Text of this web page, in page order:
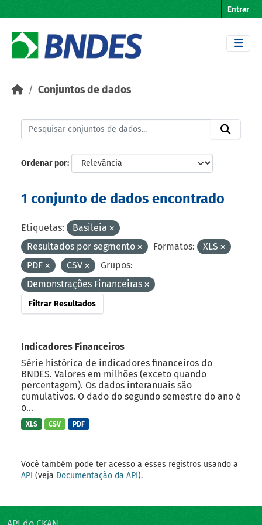
Entrar
Conjuntos de dados
Ordenar por
1 conjunto de dados encontrado
Etiquetas:
Basileia
Resultados por segmento
Formatos:
XLS
PDF
CSV
Grupos:
Demonstrações Financeiras
Filtrar Resultados
Indicadores Financeiros
Série histórica de indicadores financeiros do
BNDES. Valores em milhões (exceto quando
percentagem). Os dados interanuais são
cumulativos. O dado do segundo semestre do ano é
o...
XLS CSV PDF
Você também pode ter acesso a esses registros usando a
API (veja Documentação da API).